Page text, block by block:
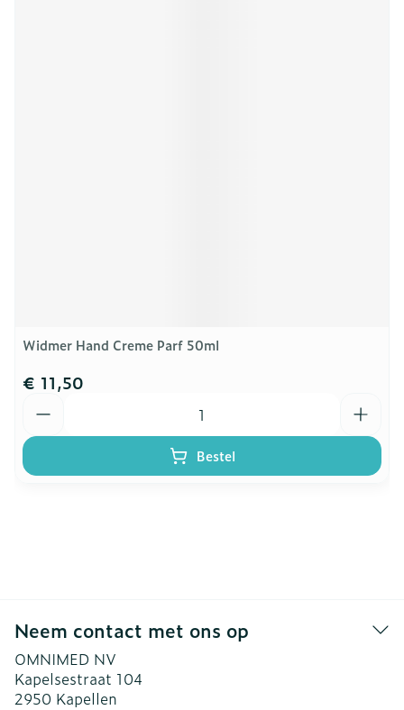
Widmer Hand Creme Parf 50ml
€ 11,50
Bestel
Neem contact met ons op
OMNIMED NV
Kapelsestraat 104
2950 Kapellen